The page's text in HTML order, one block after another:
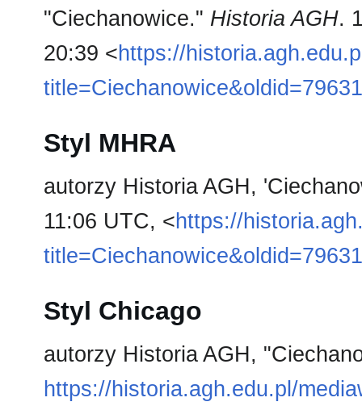
"Ciechanowice." Historia AGH.
20:39 <https://
title=Ciechanowice&oldid=79631
Styl MHRA
autorzy Historia AGH,
11:06 UTC, <https://
title=Ciechanowice&oldid=79631
Styl Chicago
autorzy Historia AGH,
https://historia.agh.edu.pl/